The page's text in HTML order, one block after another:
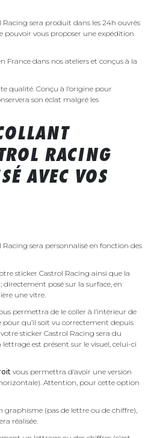
sera produit dans les 24h ouvrés
vous proposer une expédition
France dans nos ateliers et conçus à la
qualité. Conçu à l’origine pour
son éclat malgré les
RACING
AVEC VOS
sera personnalisé en fonction des
sticker Castrol Racing ainsi que la
directement posé sur la surface, en
une vitre.
permettra de le coller à l’intérieur de
qu’il soit vu correctement depuis
sticker Castrol Racing sera du
est présent sur le visuel, celui-ci
vous permettra d’avoir une version
Attention, pour cette option
graphisme (pas de lettre ou de chiffre),
réalisée.